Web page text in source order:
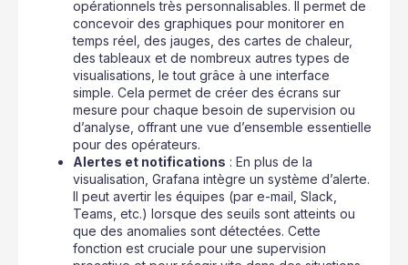
opérationnels très personnalisables. Il permet de
concevoir des graphiques pour monitorer en
temps réel, des jauges, des cartes de chaleur,
des tableaux et de nombreux autres types de
visualisations, le tout grâce à une interface
simple. Cela permet de créer des écrans sur
mesure pour chaque besoin de supervision ou
d’analyse, offrant une vue d’ensemble essentielle
pour des opérateurs.
Alertes et notifications : En plus de la
visualisation, Grafana intègre un système d’alerte.
Il peut avertir les équipes (par e-mail, Slack,
Teams, etc.) lorsque des seuils sont atteints ou
que des anomalies sont détectées. Cette
fonction est cruciale pour une supervision